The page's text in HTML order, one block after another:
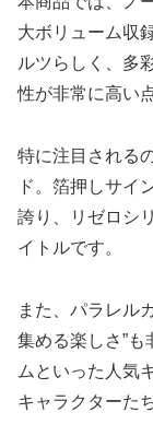
大ボリューム収
ルツらしく、多
性が非常に高い
特に注目される
ド。箔押しサイ
誇り、リゼロシ
イトルです。
また、パラレル
集める楽しさ”
ムといった人気
キャラクターた